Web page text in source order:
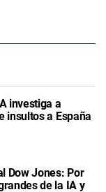
investiga a
insultos a España
Dow Jones: Por
de la IA y